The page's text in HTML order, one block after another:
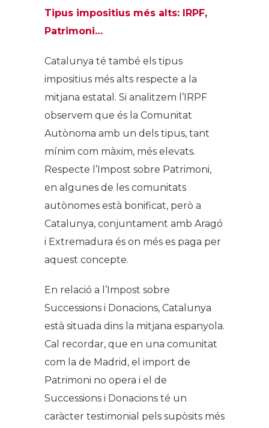
Tipus impositius més alts: IRPF,
Patrimoni…
Catalunya té també els tipus
impositius més alts respecte a la
mitjana estatal. Si analitzem l’IRPF
observem que és la Comunitat
Autònoma amb un dels tipus, tant
mínim com màxim, més elevats.
Respecte l’Impost sobre Patrimoni,
en algunes de les comunitats
autònomes està bonificat, però a
Catalunya, conjuntament amb Aragó
i Extremadura és on més es paga per
aquest concepte.
En relació a l’Impost sobre
Successions i Donacions, Catalunya
està situada dins la mitjana espanyola.
Cal recordar, que en una comunitat
com la de Madrid, el import de
Patrimoni no opera i el de
Successions i Donacions té un
caràcter testimonial pels supòsits més